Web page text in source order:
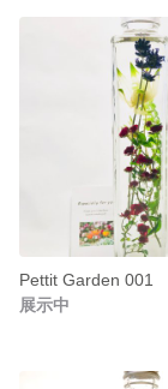
Pettit Garden 001
展示中